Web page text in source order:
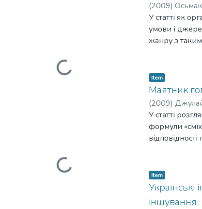
Loading...
(2009)
У статті як
умови і
жанру з
Loading...
Item
Маятник
(2009)
У статті
формули
натури
Item
Українські
іншування